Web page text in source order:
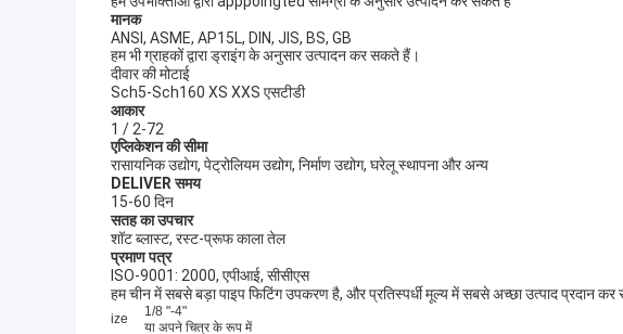
मानक
ANSI, ASME, AP15L, DIN, JIS, BS, GB
हम भी ग्राहकों द्वारा ड्राइंग के अनुसार उत्पादन कर सकते हैं।
दीवार की मोटाई
Sch5-Sch160 XS XXS एसटीडी
आकार
1 / 2-72
एप्लिकेशन की सीमा
रासायनिक उद्योग, पेट्रोलियम उद्योग, निर्माण उद्योग, घरेलू स्थापना और अन्य
DELIVER समय
15-60 दिन
सतह का उपचार
शॉट ब्लास्ट, रस्ट-प्रूफ काला तेल
प्रमाण पत्र
ISO-9001: 2000, एपीआई, सीसीएस
हम चीन में सबसे बड़ा पाइप फिटिंग उपकरण है, और प्रतिस्पर्धी मूल्य में सबसे अच्छा उत्पाद प्रदान
ize
1/8 "-4"
या अपने चित्र के रूप में